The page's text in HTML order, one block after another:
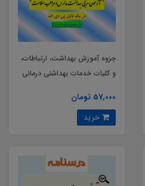
جزوه آموزش بهداشت، ارتباطات،
و کلیات خدمات بهداشتی درمانی
57,000 تومان